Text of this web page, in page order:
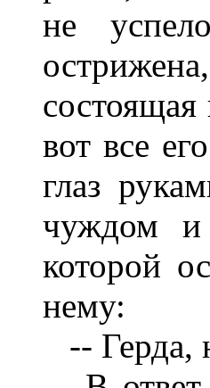
не
вот все
глаз
чуждом и
которой
нему:
-- Герда,